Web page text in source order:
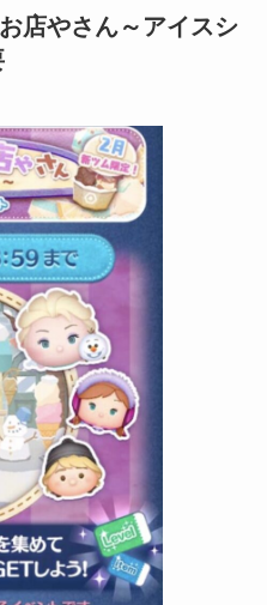
店やさん～アイスシ